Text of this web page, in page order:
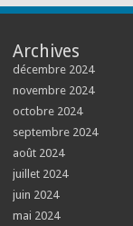
Archives
décembre 2024
novembre 2024
octobre 2024
septembre 2024
août 2024
juillet 2024
juin 2024
mai 2024